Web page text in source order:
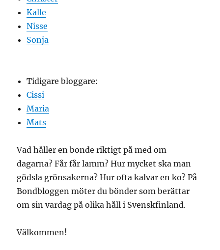
Kalle
Nisse
Sonja
Tidigare bloggare:
Cissi
Maria
Mats
Vad håller en bonde riktigt på med om
dagarna? Får får lamm? Hur mycket ska man
gödsla grönsakerna? Hur ofta kalvar en ko? På
Bondbloggen möter du bönder som berättar
om sin vardag på olika håll i Svenskfinland.
Välkommen!